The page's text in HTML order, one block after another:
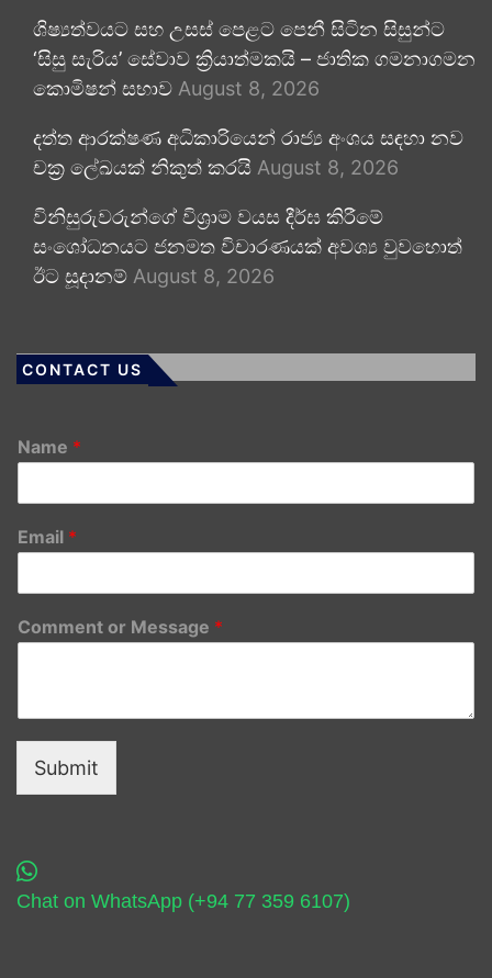
ශිෂ්‍යත්වයට සහ උසස් පෙළට පෙනී සිටින සිසුන්ට
‘සිසු සැරිය’ සේවාව ක්‍රියාත්මකයි – ජාතික ගමනාගමන
කොමිෂන් සභාව August 8, 2026
දත්ත ආරක්ෂණ අධිකාරියෙන් රාජ්‍ය අංශය සඳහා නව
චක්‍ර ලේඛයක් නිකුත් කරයි August 8, 2026
විනිසුරුවරුන්ගේ විශ්‍රාම වයස දීර්ඝ කිරීමේ
සංශෝධනයට ජනමත විචාරණයක් අවශ්‍ය වුවහොත්
ඊට සූදානම් August 8, 2026
CONTACT US
Name *
Email *
Comment or Message *
Submit
Chat on WhatsApp (+94 77 359 6107)